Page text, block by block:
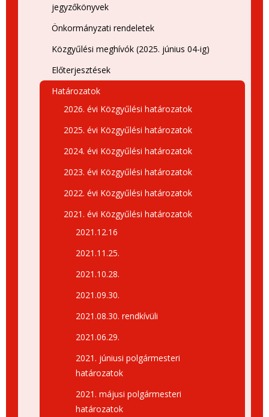
jegyzőkönyvek
Önkormányzati rendeletek
Közgyűlési meghívók (2025. június 04-ig)
Előterjesztések
Határozatok
2026. évi Közgyűlési határozatok
2025. évi Közgyűlési határozatok
2024. évi Közgyűlési határozatok
2023. évi Közgyűlési határozatok
2022. évi Közgyűlési határozatok
2021. évi Közgyűlési határozatok
2021.12.16
2021.11.25.
2021.10.28.
2021.09.30.
2021.08.30. rendkívüli
2021.06.29.
2021. júniusi polgármesteri
határozatok
2021. májusi polgármesteri
határozatok